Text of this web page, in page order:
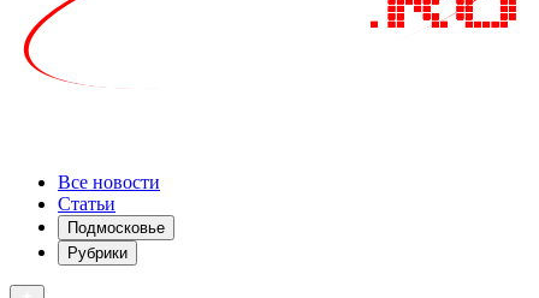
Все новости
Статьи
Подмосковье
Рубрики